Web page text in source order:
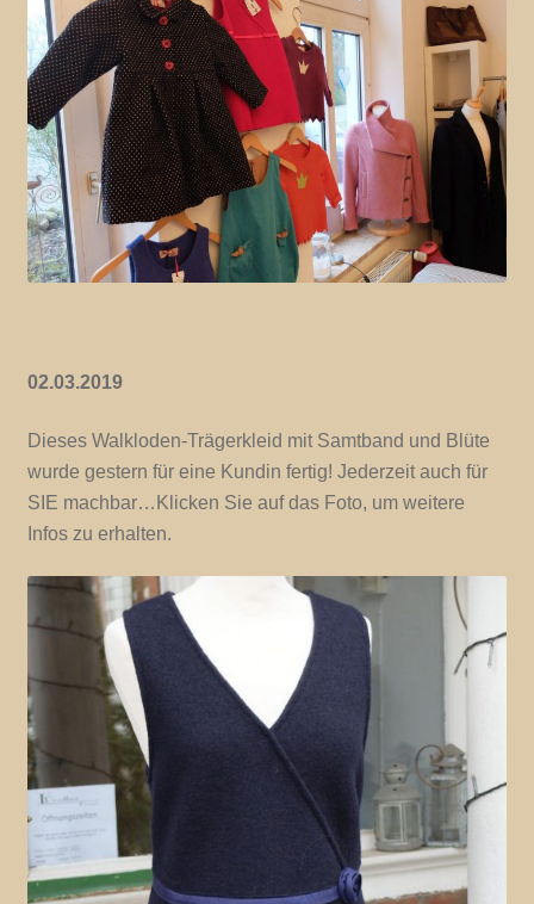
02.03.2019
Dieses Walkloden-Trägerkleid mit Samtband und Blüte
wurde gestern für eine Kundin fertig! Jederzeit auch für
SIE machbar…Klicken Sie auf das Foto, um weitere
Infos zu erhalten.